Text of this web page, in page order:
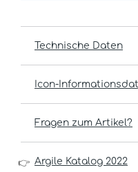
Technische Daten
Icon-
Fragen zum Artikel?
👉 Argile Katalog 2022